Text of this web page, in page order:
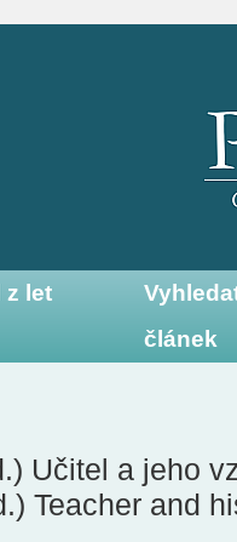
z let
článek
Učitel a jeho
Teacher and